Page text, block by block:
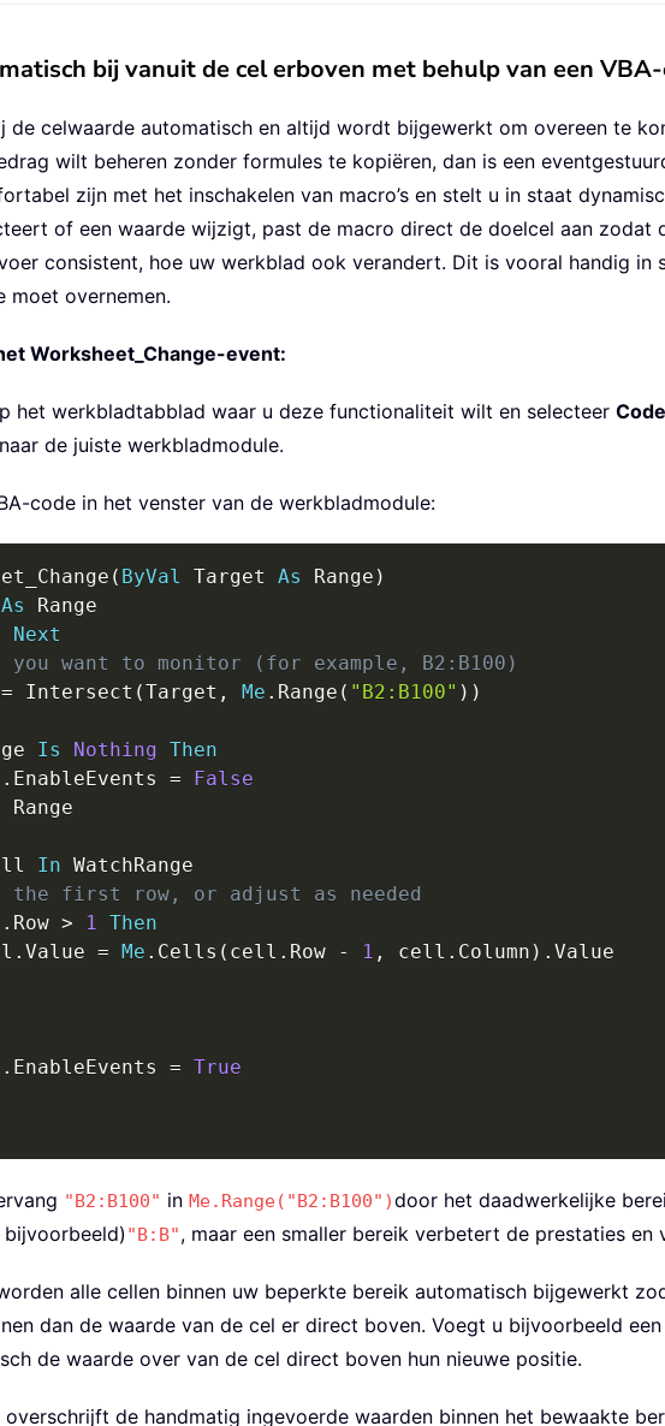
bij vanuit de cel erboven met behulp van een
de celwaarde automatisch en altijd wordt bijgewerkt om overeen te
wilt beheren zonder formules te kopiëren, dan is een
zijn met het inschakelen van macro’s en stelt u in staat
of een waarde wijzigt, past de macro direct de doelcel aan
consistent, hoe uw werkblad ook verandert. Dit is vooral handig in
moet overnemen.
Worksheet_Change-event:
het werkbladtabblad waar u deze functionaliteit wilt en selecteer
de juiste werkbladmodule.
code in het venster van de werkbladmodule:
( ByVal Target As Range )
As Range
Next
want to monitor (for example, B2:B100)
= Intersect (Target , Me . Range ( "B2:B100" ) )
Is Nothing Then
. EnableEvents =
False
Range
In WatchRange
the first row, or adjust as needed
. Row > 1 Then
. Value = Me . Cells ( cell . Row - 1 , cell . Column ) . Value
. EnableEvents = True
"B2:B100" in Me.Range("B2:B100")door het daadwerkelijke
"B:B", maar een smaller bereik verbetert de prestaties
alle cellen binnen uw beperkte bereik automatisch bijgewerkt
dan de waarde van de cel er direct boven. Voegt u bijvoorbeeld
de waarde over van de cel direct boven hun nieuwe positie.
de handmatig ingevoerde waarden binnen het bewaakte